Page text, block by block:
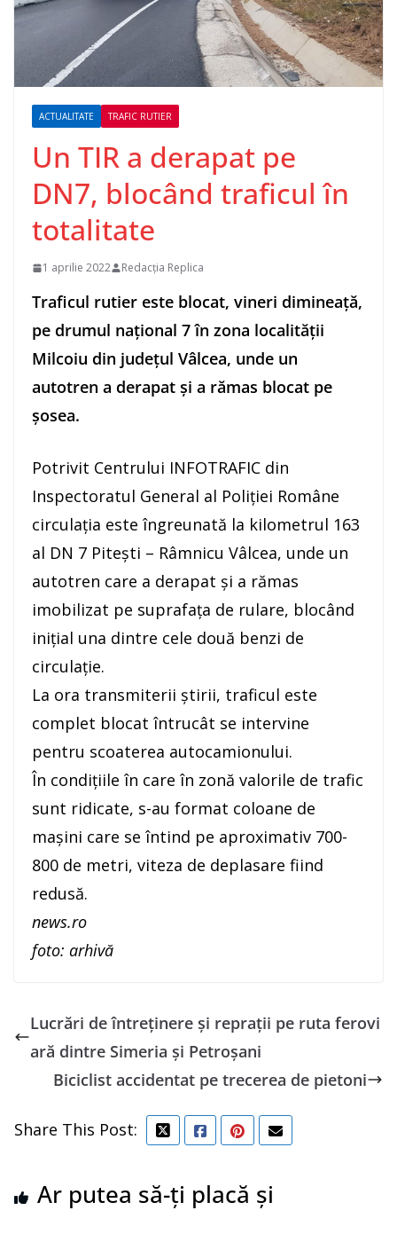
ACTUALITATE TRAFIC RUTIER
Un TIR a derapat pe
DN7, blocând traficul în
totalitate
1 aprilie 2022 Redacția Replica
Traficul rutier este blocat, vineri dimineaţă,
pe drumul naţional 7 în zona localităţii
Milcoiu din judeţul Vâlcea, unde un
autotren a derapat şi a rămas blocat pe
şosea.
Potrivit Centrului INFOTRAFIC din
Inspectoratul General al Poliţiei Române
circulaţia este îngreunată la kilometrul 163
al DN 7 Piteşti – Râmnicu Vâlcea, unde un
autotren care a derapat şi a rămas
imobilizat pe suprafaţa de rulare, blocând
iniţial una dintre cele două benzi de
circulaţie.
La ora transmiterii ştirii, traficul este
complet blocat întrucât se intervine
pentru scoaterea autocamionului.
În condiţiile în care în zonă valorile de trafic
sunt ridicate, s-au format coloane de
maşini care se întind pe aproximativ 700-
800 de metri, viteza de deplasare fiind
redusă.
news.ro
foto: arhivă
Lucrări de întreținere și reprații pe ruta ferovi
ară dintre Simeria și Petroșani
Biciclist accidentat pe trecerea de pietoni
Share This Post:
Ar putea să-ți placă și